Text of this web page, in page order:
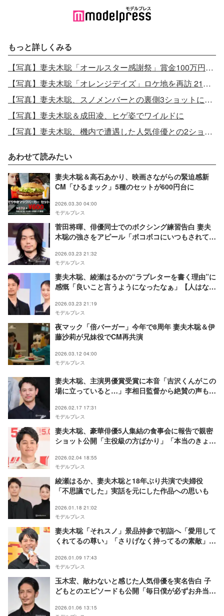
もっと詳しくみる
【写真】妻夫木聡「オールスター感謝祭」賞金100万円の使い道に反響相次ぐ
【写真】妻夫木聡「オレンジデイズ」ロケ地を再訪 21年前との比較ショット
【写真】妻夫木聡、スノメンバーとの裏側3ショットに注目集まる
【写真】妻夫木聡＆成田凌、ヒゲ姿でワイルドに
【写真】妻夫木聡、機内で遭遇した人気俳優との2ショット
あわせて読みたい
妻夫木聡＆高石あかり、映画さながらの緊迫感新
CM「ひるまック」5種のセットが600円台に
2026.03.30 04:00
モデルプレス
菅田将暉、俳優同士でのボクシング練習告白 妻夫
木聡の強さをアピール「ボコボコにいつもされて
2026.03.23 21:32
モデルプレス
妻夫木聡、綾瀬はるかの“ラブレターを書く理由”に
感慨「良いこと言うようになったなぁ」【人はなぜ
2026.03.23 21:19
モデルプレス
夜マック「倍バーガー」今年で8周年 妻夫木聡＆伊
藤沙莉が兄妹役でCM再共演
2026.03.12 04:00
モデルプレス
妻夫木聡、主演男優賞受賞に本音「吉沢くんがこの
場に立っていると…」李相日監督から絶賛の声も
2026.02.17 17:31
モデルプレス
妻夫木聡、豪華俳優5人集結の食事会に報告で親密
ショット公開「主役級の方ばかり」「本当のきょう
2026.02.04 18:55
モデルプレス
綾瀬はるか、妻夫木聡と18年ぶり共演で夫婦役
「不思議でした」実話を元にした作品への思いも
2026.01.18 21:02
モデルプレス
妻夫木聡「それスノ」景品持参で初詣へ「愛用して
くれてるの尊い」「さりげなく持ってるの素敵」フ
2026.01.09 17:43
モデルプレス
玉木宏、敵わないと感じた人気俳優を実名告白 子
どもとのエピソードも公開「毎日僕が必ずお弁当を
2026.01.06 13:15